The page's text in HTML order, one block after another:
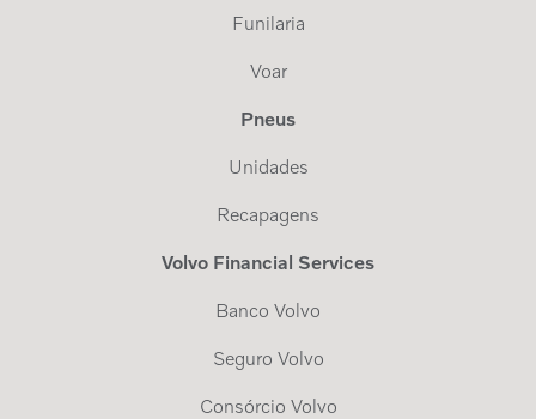
Funilaria
Voar
Pneus
Unidades
Recapagens
Volvo Financial Services
Banco Volvo
Seguro Volvo
Consórcio Volvo